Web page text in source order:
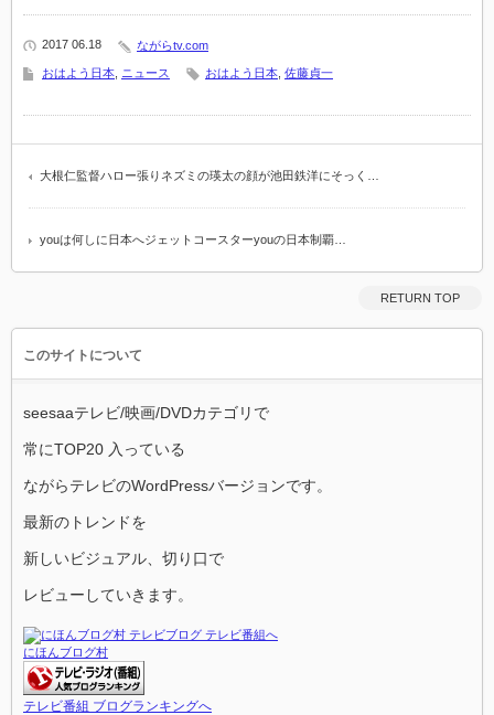
2017 06.18 ながらtv.com
おはよう日本 ニュース おはよう日本 佐藤貞一
大根仁監督ハロー張りネズミの瑛太の顔が池田鉄洋にそっく…
youは何しに日本へジェットコースターyouの日本制覇…
RETURN TOP
このサイトについて
seesaaテレビ/映画/DVDカテゴリで
常にTOP20 入っている
ながらテレビのWordPressバージョンです。
最新のトレンドを
新しいビジュアル、切り口で
レビューしていきます。
にほんブログ村
テレビ番組 ブログランキングへ